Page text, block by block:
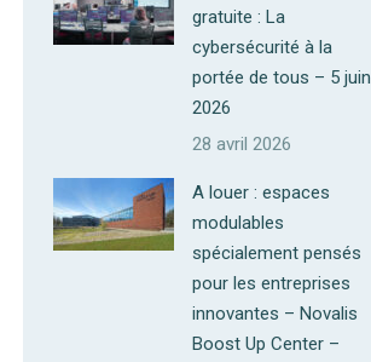
gratuite : La
cybersécurité à la
portée de tous – 5 juin
2026
28 avril 2026
A louer : espaces
modulables
spécialement pensés
pour les entreprises
innovantes – Novalis
Boost Up Center –